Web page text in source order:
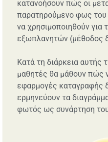
κατανοήσουν πώς οι
παρατηρούμενο φως του
να χρησιμοποιηθούν για
εξωπλανητών (μέθοδος
Κατά τη διάρκεια αυτής
μαθητές θα μάθουν πώς
εφαρμογές καταγραφής
ερμηνεύουν τα
φωτός ως συνάρτηση